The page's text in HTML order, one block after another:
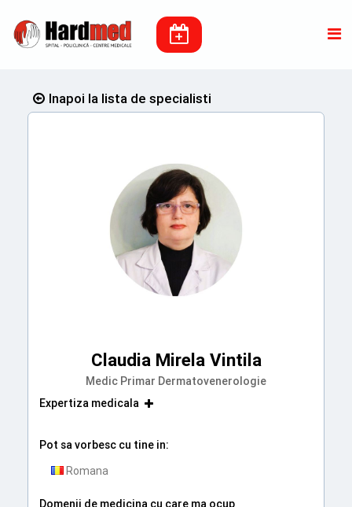
Inapoi la lista de specialisti
Claudia Mirela Vintila
Medic Primar Dermatovenerologie
Expertiza medicala
Pot sa vorbesc cu tine in:
Romana
Domenii de medicina cu care ma ocup